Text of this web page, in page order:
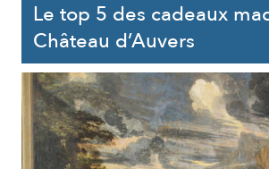
Le top 5 des cadeaux
Château d’Auvers